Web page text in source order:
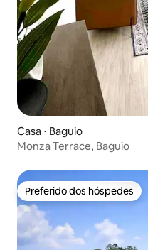
Casa ⋅ Baguio
Monza Terrace, Baguio
Preferido dos hóspedes
Preferido dos hóspedes